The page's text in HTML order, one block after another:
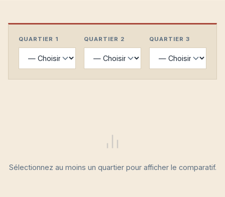
QUARTIER 1 QUARTIER 2 QUARTIER 3
Sélectionnez au moins un quartier pour afficher le comparatif.